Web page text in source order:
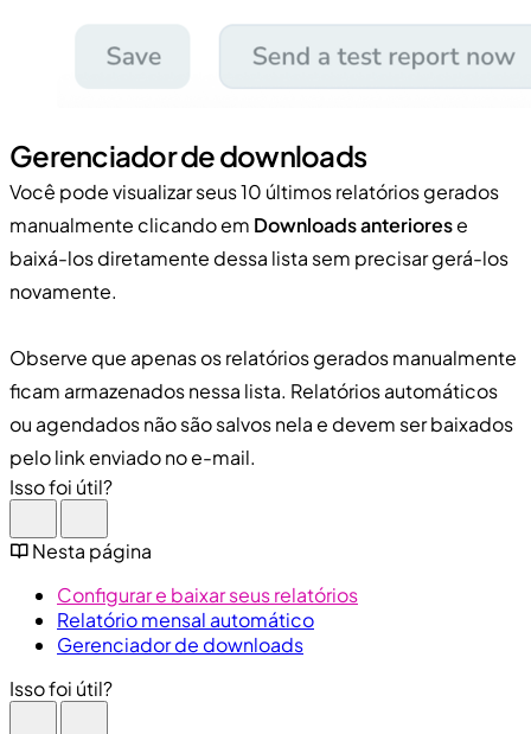
Gerenciador de downloads
Você pode visualizar seus 10 últimos relatórios gerados
manualmente clicando em Downloads anteriorese
baixá-los diretamente dessa lista sem precisar gerá-los
novamente.
Observe que apenas os relatórios gerados manualmente
ficam armazenados nessa lista. Relatórios automáticos
ou agendados não são salvos nela e devem ser baixados
pelo link enviado no e-mail.
Isso foi útil?
Nesta página
Configurar e baixar seus relatórios
Relatório mensal automático
Gerenciador de downloads
Isso foi útil?